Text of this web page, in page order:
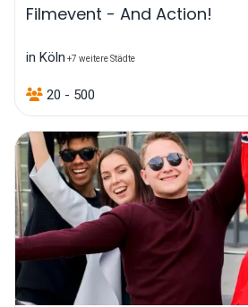
Filmevent - And Action!
in Köln +7 weitere Städte
20 - 500